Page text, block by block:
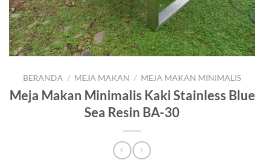
BERANDA / MEJA MAKAN / MEJA MAKAN MINIMALIS
Meja Makan Minimalis Kaki Stainless Blue
Sea Resin BA-30